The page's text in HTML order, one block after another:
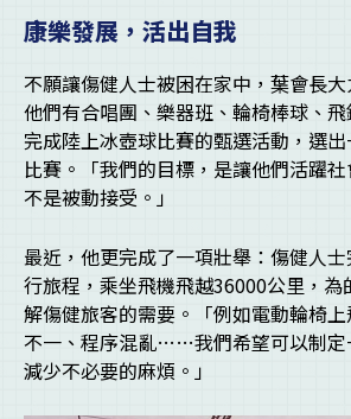
康樂發展，活出自我
不願讓傷健人士被困在家中，葉會長大
他們有合唱團、樂器班、輪椅棒球、
完成陸上冰壺球比賽的甄選活動，選
比賽。「我們的目標，是讓他們活躍
不是被動接受。」
最近，他更完成了一項壯舉：傷健人
行旅程，乘坐飛機飛越36000公里，為
解傷健旅客的需要。「例如電動輪椅
不一、程序混亂……我們希望可以制定
減少不必要的麻煩。」